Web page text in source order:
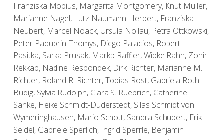
Franziska Möbius, Margarita Montgomery, Knut Müller,
Marianne Nagel, Lutz Naumann-Herbert, Franziska
Neubert, Marcel Noack, Ursula Nollau, Petra Ottkowski,
Peter Padubrin-Thomys, Diego Palacios, Robert
Pasitka, Sarka Prusak, Marko Raffler, Wibke Rahn, Zohir
Rekkab, Nadine Respondek, Dirk Richter, Marianne M.
Richter, Roland R. Richter, Tobias Rost, Gabriela Roth-
Budig, Sylvia Rudolph, Clara S. Rueprich, Catherine
Sanke, Heike Schmidt-Duderstedt, Silas Schmidt von
Wymeringhausen, Mario Schott, Sandra Schubert, Erik
Seidel, Gabriele Sperlich, Ingrid Sperrle, Benjamin